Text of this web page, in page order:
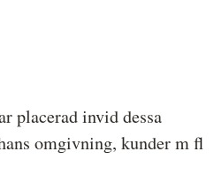
placerad invid dessa
omgivning, kunder m fl